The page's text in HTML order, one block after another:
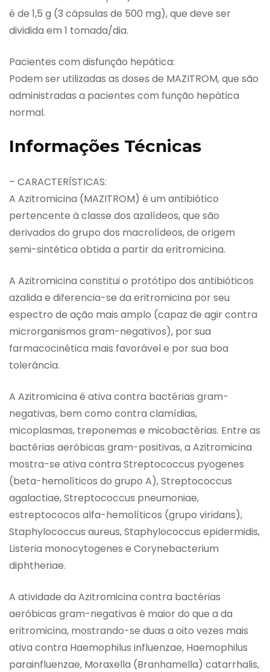
é de 1,5 g (3 cápsulas de 500 mg), que deve ser
dividida em 1 tomada/dia.
Pacientes com disfunção hepática:
Podem ser utilizadas as doses de MAZITROM, que são
administradas a pacientes com função hepática
normal.
Informações Técnicas
– CARACTERÍSTICAS:
A Azitromicina (MAZITROM) é um antibiótico
pertencente à classe dos azalídeos, que são
derivados do grupo dos macrolídeos, de origem
semi-sintética obtida a partir da eritromicina.
A Azitromicina constitui o protótipo dos antibióticos
azalida e diferencia-se da eritromicina por seu
espectro de ação mais amplo (capaz de agir contra
microrganismos gram-negativos), por sua
farmacocinética mais favorável e por sua boa
tolerância.
A Azitromicina é ativa contra bactérias gram-
negativas, bem como contra clamídias,
micoplasmas, treponemas e micobactérias. Entre as
bactérias aeróbicas gram-positivas, a Azitromicina
mostra-se ativa contra Streptococcus pyogenes
(beta-hemolíticos do grupo A), Streptococcus
agalactiae, Streptococcus pneumoniae,
estreptococos alfa-hemolíticos (grupo viridans),
Staphylococcus aureus, Staphylococcus epidermidis,
Listeria monocytogenes e Corynebacterium
diphtheriae.
A atividade da Azitromicina contra bactérias
aeróbicas gram-negativas é maior do que a da
eritromicina, mostrando-se duas a oito vezes mais
ativa contra Haemophilus influenzae, Haemophilus
parainfluenzae, Moraxella (Branhamella) catarrhalis,